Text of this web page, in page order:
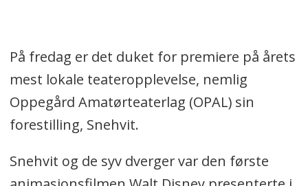
På fredag er det duket for premiere på årets
mest lokale teateropplevelse, nemlig
Oppegård Amatørteaterlag (OPAL) sin
forestilling, Snehvit.
Snehvit og de syv dverger var den første